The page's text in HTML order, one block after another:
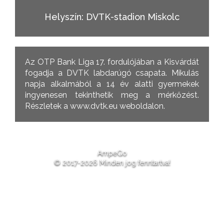
Helyszín: DVTK-stadion Miskolc
Az OTP Bank Liga 17. fordulójában a Kisvárdát
fogadja a DVTK labdarúgó csapata. Mikulás
napja alkalmából a 14 év alatti gyermekek
ingyenesen tekinthetik meg a mérkőzést.
Részletek a www.dvtk.eu weboldalon.
AmpeGo
© 2017-2026 Minden jog fenntartva!